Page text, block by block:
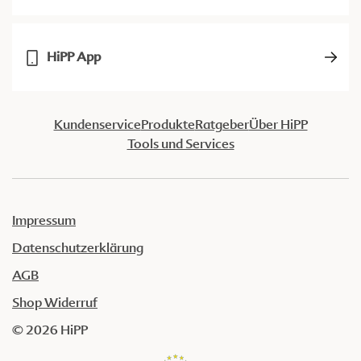
HiPP App
KundenserviceProdukteRatgeberÜber HiPP
Tools und Services
Impressum
Datenschutzerklärung
AGB
Shop Widerruf
© 2026 HiPP